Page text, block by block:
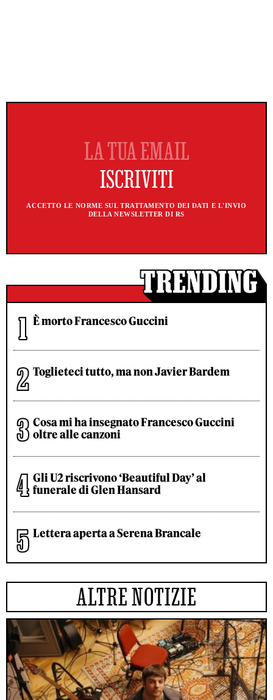
ACCETTO LE NORME SUL TRATTAMENTO DEI DATI E L'INVIO
DELLA NEWSLETTER DI RS
È morto Francesco Guccini
Toglieteci tutto, ma non Javier Bardem
Cosa mi ha insegnato Francesco Guccini
oltre alle canzoni
Gli U2 riscrivono ‘Beautiful Day’ al
funerale di Glen Hansard
Lettera aperta a Serena Brancale
ALTRE NOTIZIE